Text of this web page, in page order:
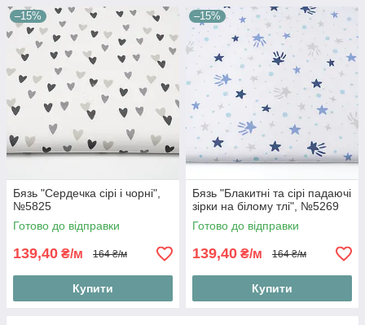
–15%
Бязь "Сердечка сірі і чорні",
№5825
Готово до відправки
139,40 ₴/м 164 ₴/м
Купити
–15%
Бязь "Блакитні та сірі падаючі
зірки на білому тлі", №5269
Готово до відправки
139,40 ₴/м 164 ₴/м
Купити